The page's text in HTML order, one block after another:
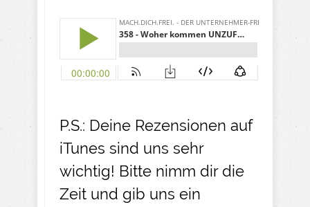
P.S.: Deine Rezensionen auf
iTunes sind uns sehr
wichtig! Bitte nimm dir die
Zeit und gib uns ein